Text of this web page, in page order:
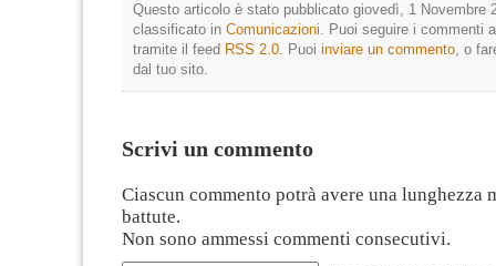
Questo articolo è stato pubblicato giovedì, 1 Novembre
classificato in Comunicazioni. Puoi seguire i commenti
tramite il feed RSS 2.0. Puoi inviare un commento, o
dal tuo sito.
Scrivi un commento
Ciascun commento potrà avere una lunghezza
battute.
Non sono ammessi commenti consecutivi.